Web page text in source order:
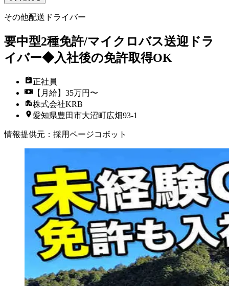
その他配送ドライバー
要中型2種免許/マイクロバス送迎ドラ
イバー◆入社後の免許取得OK
正社員
【月給】35万円〜
株式会社KRB
愛知県豊田市大沼町広畑93-1
情報提供元 ： 採用ページコボット